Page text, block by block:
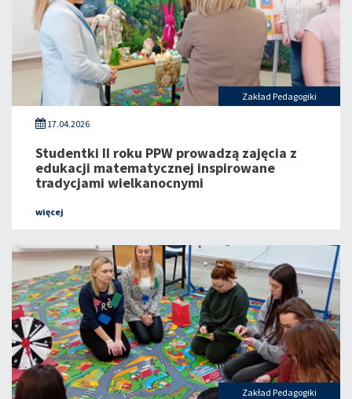
Zakład Pedagogiki
17.04.2026
Studentki II roku PPW prowadzą zajęcia z
edukacji matematycznej inspirowane
tradycjami wielkanocnymi
więcej
Zakład Pedagogiki